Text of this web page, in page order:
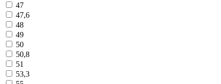
47
47,6
48
49
50
50,8
51
53,3